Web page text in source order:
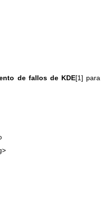
de fallos de KDE[1] para